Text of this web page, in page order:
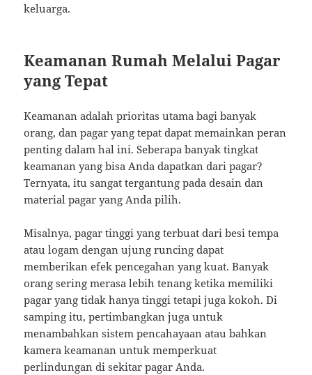
keluarga.
Keamanan Rumah Melalui Pagar
yang Tepat
Keamanan adalah prioritas utama bagi banyak
orang, dan pagar yang tepat dapat memainkan peran
penting dalam hal ini. Seberapa banyak tingkat
keamanan yang bisa Anda dapatkan dari pagar?
Ternyata, itu sangat tergantung pada desain dan
material pagar yang Anda pilih.
Misalnya, pagar tinggi yang terbuat dari besi tempa
atau logam dengan ujung runcing dapat
memberikan efek pencegahan yang kuat. Banyak
orang sering merasa lebih tenang ketika memiliki
pagar yang tidak hanya tinggi tetapi juga kokoh. Di
samping itu, pertimbangkan juga untuk
menambahkan sistem pencahayaan atau bahkan
kamera keamanan untuk memperkuat
perlindungan di sekitar pagar Anda.